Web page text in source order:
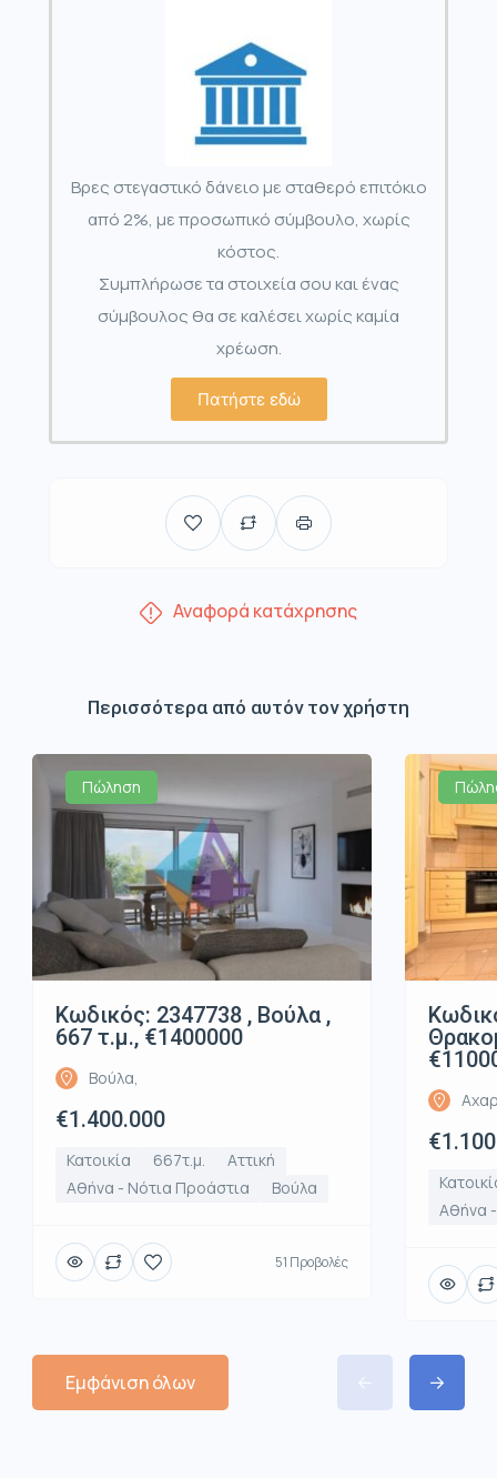
Βρες στεγαστικό δάνειο με σταθερό επιτόκιο
από 2%, με προσωπικό σύμβουλο, χωρίς
κόστος.
Συμπλήρωσε τα στοιχεία σου και ένας
σύμβουλος θα σε καλέσει χωρίς καμία
χρέωση.
Πατήστε εδώ
Αναφορά κατάχρησης
Περισσότερα από αυτόν τον χρήστη
Πώληση
Κωδικός: 2347738 , Βούλα ,
667 τ.μ., €1400000
Βούλα,
€1.400.000
Κατοικία 667τ.μ.
Αττική
Αθήνα - Νότια Προάστια
Βούλα
51 Προβολές
Αθήνα
Εμφάνιση όλων